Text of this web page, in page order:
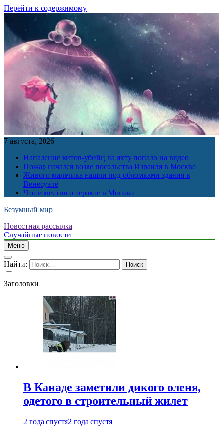
Перейти к содержимому
7 августа, 2026
Нападение китов-убийц на яхту попало на видео
Пожар начался возле посольства Израиля в Москве
Живого мальчика нашли под обломками здания в
Венесуэле
Что известно о теракте в Монако
Безумный мир
Новостная рассылка
Случайные новости
Меню
Найти:
Заголовки
В Канаде заметили дикого оленя,
одетого в строительный жилет
2 года спустя2 года спустя